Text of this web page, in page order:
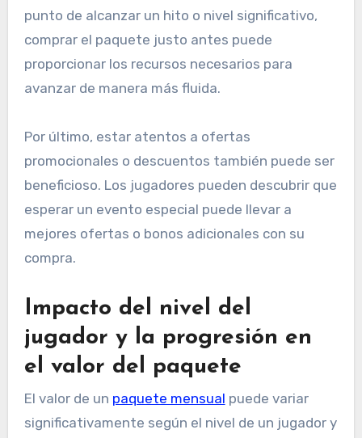
punto de alcanzar un hito o nivel significativo,
comprar el paquete justo antes puede
proporcionar los recursos necesarios para
avanzar de manera más fluida.
Por último, estar atentos a ofertas
promocionales o descuentos también puede ser
beneficioso. Los jugadores pueden descubrir que
esperar un evento especial puede llevar a
mejores ofertas o bonos adicionales con su
compra.
Impacto del nivel del
jugador y la progresión en
el valor del paquete
El valor de un paquete mensual puede variar
significativamente según el nivel de un jugador y